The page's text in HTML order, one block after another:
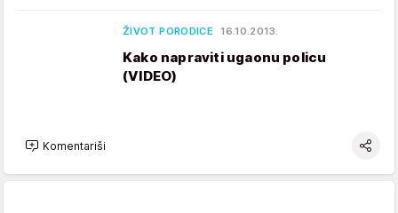
ŽIVOT PORODICE 16.10.2013.
Kako napraviti ugaonu policu
(VIDEO)
Komentariši